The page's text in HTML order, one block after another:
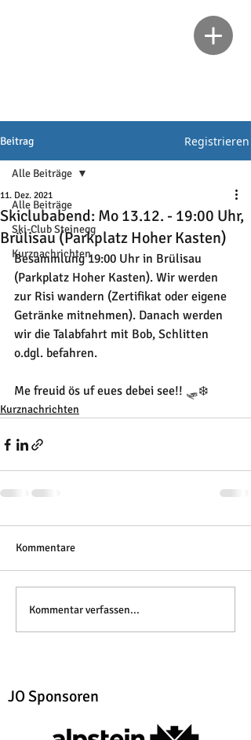
Beitrag Registrieren
Alle Beiträge
Ski-Club Steinegg
Kurznachrichten
Alle Beiträge
Skiclubabend: Mo 13.12. - 19:00 Uhr,
Brülisau (Parkplatz Hoher Kasten)
11. Dez. 2021
Besammlung 19:00 Uhr in Brülisau
(Parkplatz Hoher Kasten). Wir werden
zur Risi wandern (Zertifikat oder eigene
Getränke mitnehmen). Danach werden
wir die Talabfahrt mit Bob, Schlitten
o.dgl. befahren.
Me freuid ös uf eues debei see!! 🛷❄️
Kurznachrichten
Kommentare
Kommentar verfassen...
JO Sponsoren